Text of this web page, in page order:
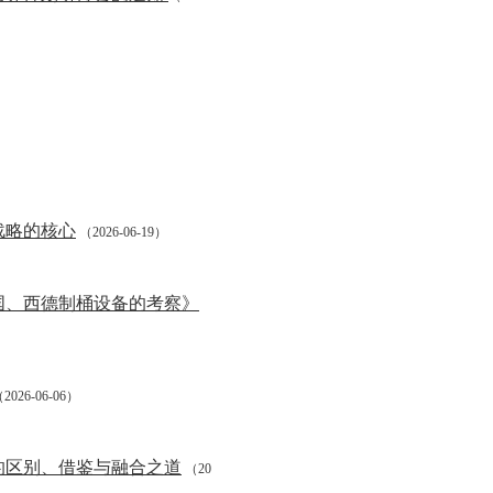
略的核心 （2026-06-19）
西德制桶设备的考察》
06-06）
别、借鉴与融合之道 （20